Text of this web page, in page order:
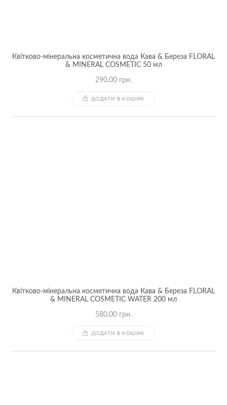
Квітково-мінеральна косметична вода Кава & Береза FLORAL
& MINERAL COSMETIC 50 мл
290.00 грн.
ДОДАТИ В КОШИК
Квітково-мінеральна косметична вода Кава & Береза FLORAL
& MINERAL COSMETIC WATER 200 мл
580.00 грн.
ДОДАТИ В КОШИК